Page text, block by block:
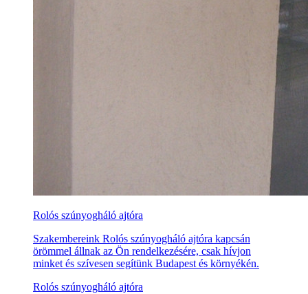
Rolós szúnyogháló ajtóra
Szakembereink Rolós szúnyogháló ajtóra kapcsán
örömmel állnak az Ön rendelkezésére, csak hívjon
minket és szívesen segítünk Budapest és környékén.
Rolós szúnyogháló ajtóra